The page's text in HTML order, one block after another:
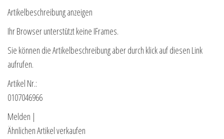
Artikelbeschreibung anzeigen
Ihr Browser unterstützt keine IFrames.
Sie können die Artikelbeschreibung aber durch klick auf diesen Link
aufrufen.
Artikel Nr.:
0107046966
Melden |
Ähnlichen Artikel verkaufen